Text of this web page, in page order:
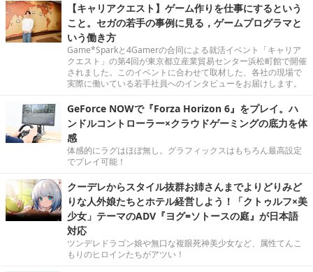
【キャリアクエスト】ゲーム作りを仕事にするという
こと。セガの若手の事例に見る，ゲームプログラマと
いう働き方
Game*Sparkと4Gamerの合同による就活イベント「キャリア
クエスト」の第4回が東京都立産業貿易センター浜松町館で開催
されました。このイベントに合わせて取材した、各社の現場で
実際に働いている若手社員へのインタビューをお届けします。
GeForce NOWで『Forza Horizon 6』をプレイ。ハ
ンドルコントローラー×クラウドゲーミングの底力を体
感
体感的にラグはほぼ無し。グラフィックスはもちろん最高設定
でプレイ可能！
クーデレからスタイル抜群お姉さんまでよりどりみど
りな人外娘たちとホテル経営しよう！「クトゥルフ×美
少女」テーマのADV『ヨグ=ソトースの庭』が日本語
対応
ツンデレドラゴン娘や無口な複眼死神美少女など、属性てんこ
もりのヒロインたちがアツい！